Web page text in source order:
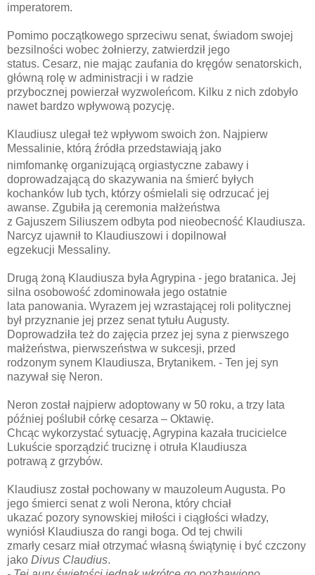
imperatorem.
Pomimo początkowego sprzeciwu senat, świadom swojej
bezsilności wobec żołnierzy, zatwierdził jego
status. Cesarz, nie mając zaufania do kręgów senatorskich,
główną rolę w administracji i w radzie
przybocznej powierzał wyzwoleńcom. Kilku z nich zdobyło
nawet bardzo wpływową pozycję.
Klaudiusz ulegał też wpływom swoich żon. Najpierw
Messalinie, którą źródła przedstawiają jako
nimfomankę organizującą orgiastyczne zabawy i
doprowadzającą do skazywania na śmierć byłych
kochanków lub tych, którzy ośmielali się odrzucać jej
awanse. Zgubiła ją ceremonia małżeństwa
z Gajuszem Siliuszem odbyta pod nieobecność Klaudiusza.
Narcyz ujawnił to Klaudiuszowi i dopilnował
egzekucji Messaliny.
Drugą żoną Klaudiusza była Agrypina - jego bratanica. Jej
silna osobowość zdominowała jego ostatnie
lata panowania. Wyrazem jej wzrastającej roli politycznej
był przyznanie jej przez senat tytułu Augusty.
Doprowadziła też do zajęcia przez jej syna z pierwszego
małżeństwa, pierwszeństwa w sukcesji, przed
rodzonym synem Klaudiusza, Brytanikem. - Ten jej syn
nazywał się Neron.
Neron został najpierw adoptowany w 50 roku, a trzy lata
później poślubił córkę cesarza – Oktawię.
Chcąc wykorzystać sytuację, Agrypina kazała trucicielce
Lukuście sporządzić truciznę i otruła Klaudiusza
potrawą z grzybów.
Klaudiusz został pochowany w mauzoleum Augusta. Po
jego śmierci senat z woli Nerona, który chciał
ukazać pozory synowskiej miłości i ciągłości władzy,
wyniósł Klaudiusza do rangi boga. Od tej chwili
zmarły cesarz miał otrzymać własną świątynię i być czczony
jako Divus Claudius.